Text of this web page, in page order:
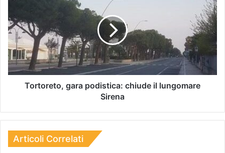
Tortoreto, gara podistica: chiude il lungomare
Sirena
Articoli Correlati